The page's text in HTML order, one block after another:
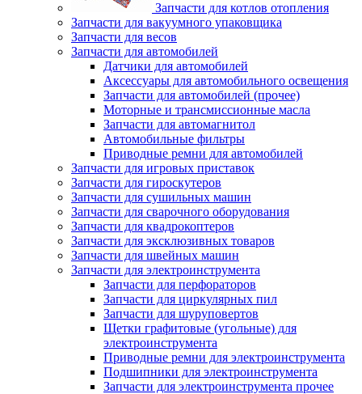
Запчасти для котлов отопления
Запчасти для вакуумного упаковщика
Запчасти для весов
Запчасти для автомобилей
Датчики для автомобилей
Аксессуары для автомобильного освещения
Запчасти для автомобилей (прочее)
Моторные и трансмиссионные масла
Запчасти для автомагнитол
Автомобильные фильтры
Приводные ремни для автомобилей
Запчасти для игровых приставок
Запчасти для гироскутеров
Запчасти для сушильных машин
Запчасти для сварочного оборудования
Запчасти для квадрокоптеров
Запчасти для эксклюзивных товаров
Запчасти для швейных машин
Запчасти для электроинструмента
Запчасти для перфораторов
Запчасти для циркулярных пил
Запчасти для шуруповертов
Щетки графитовые (угольные) для
электроинструмента
Приводные ремни для электроинструмента
Подшипники для электроинструмента
Запчасти для электроинструмента прочее